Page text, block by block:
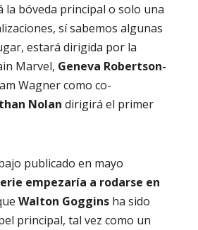
la bóveda principal o solo una
sí sabemos algunas
estará dirigida por la
Marvel, Geneva Robertson-
Wagner como co-
Nolan dirigirá el primer
publicado en mayo
empezaría a rodarse en
Walton Goggins ha sido
principal, tal vez como un